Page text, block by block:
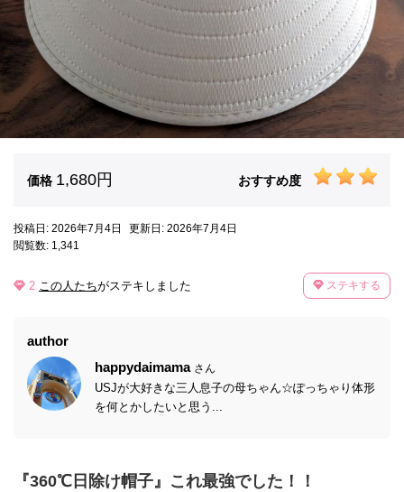
価格 1,680円 おすすめ度
投稿日: 2026年7月4日
更新日: 2026年7月4日
閲覧数: 1,341
2 この人たちがステキしました ステキする
author
happydaimama さん
USJが大好きな三人息子の母ちゃん☆ぽっちゃり体形
を何とかしたいと思う...
『360℃日除け帽子』これ最強でした！！